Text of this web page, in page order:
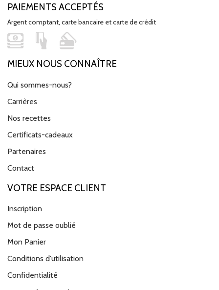
PAIEMENTS ACCEPTÉS
Argent comptant, carte bancaire et carte de crédit
MIEUX NOUS CONNAÎTRE
Qui sommes-nous?
Carrières
Nos recettes
Certificats-cadeaux
Partenaires
Contact
VOTRE ESPACE CLIENT
Inscription
Mot de passe oublié
Mon Panier
Conditions d'utilisation
Confidentialité